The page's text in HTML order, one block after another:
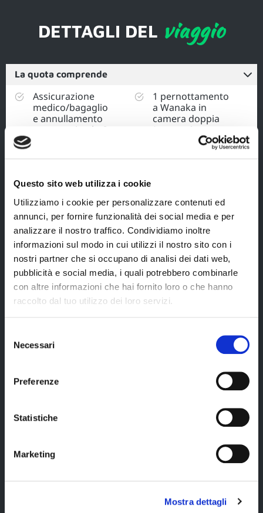
Questo sito web utilizza i cookie
Utilizziamo i cookie per personalizzare contenuti ed
annunci, per fornire funzionalità dei social media e per
analizzare il nostro traffico. Condividiamo inoltre
informazioni sul modo in cui utilizzi il nostro sito con i
nostri partner che si occupano di analisi dei dati web,
pubblicità e social media, i quali potrebbero combinarle
con altre informazioni che hai fornito loro o che hanno
raccolto dal tuo utilizzo dei loro servizi.
delNecessari
Preferenze
Statistiche
Marketing
Mostra dettagli
DETTAGLI DEL viaggio
La quota comprende
Assicurazione
medico/bagaglio
e annullamento
con massimale €
covid-19 inclusa
aeroporto/hotel/aeroporto;
Noleggio auto
categoria
compatta (tipo
Hyundai i45) per
11 giorni, inclusi
chilometraggio
illimitato,
assicurazione
camera doppia
servizi privati e
prima colazione;
a Franz Josef in
1 pernottamento
a Wanaka in
camera doppia
(categoria
moderate) con
servizi privati e
prima colazione;
camera doppia
(categoria
moderate) con
servizi privati e
prima colazione;
2 pernottamenti
a Auckland in
camera doppia
(categoria
prima colazione;
Greymouth con il
a Milford Sound
da Queenstown
con crociera sul